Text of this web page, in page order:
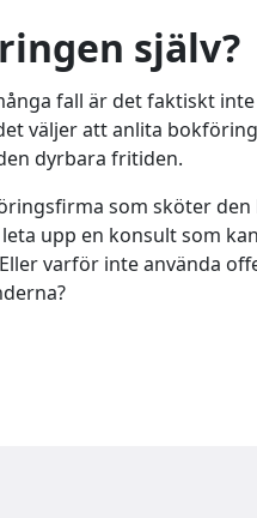
själv?
fall är det faktiskt
väljer att anlita
dyrbara fritiden.
som sköter
upp en konsult som
varför inte använda